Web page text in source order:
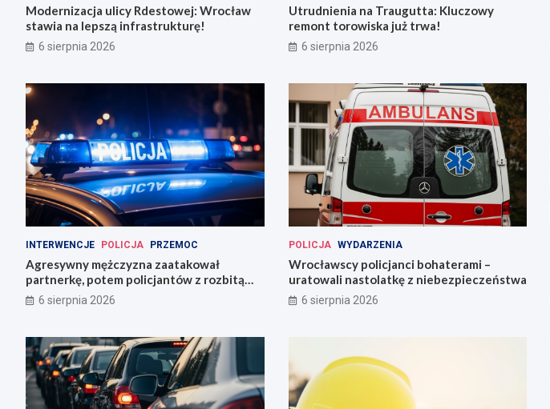
Modernizacja ulicy Rdestowej: Wrocław
stawia na lepszą infrastrukturę!
6 sierpnia 2026
Utrudnienia na Traugutta: Kluczowy
remont torowiska już trwa!
6 sierpnia 2026
INTERWENCJE POLICJA PRZEMOC
Agresywny mężczyzna zaatakował
partnerkę, potem policjantów z rozbitą
butelką
6 sierpnia 2026
POLICJA WYDARZENIA
Wrocławscy policjanci bohaterami –
uratowali nastolatkę z niebezpieczeństwa
6 sierpnia 2026